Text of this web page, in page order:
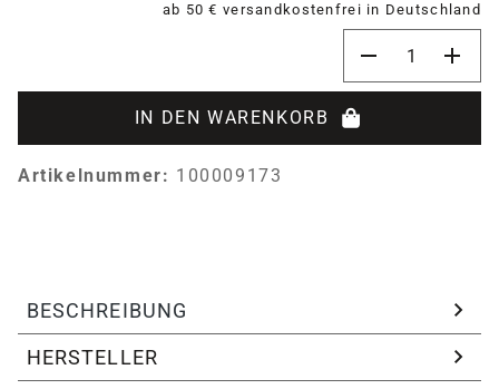
ab 50 € versandkostenfrei in Deutschland
IN DEN WARENKORB
Artikelnummer: 100009173
BESCHREIBUNG
HERSTELLER